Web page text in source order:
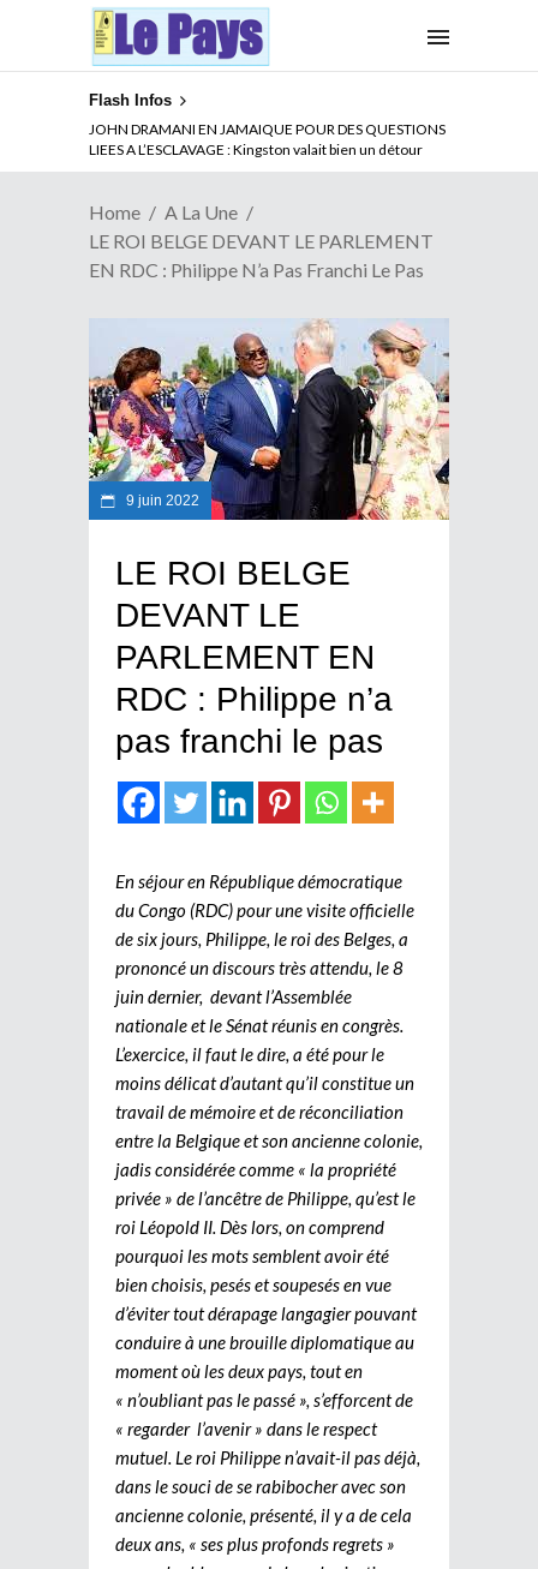
Flash Infos
JOHN DRAMANI EN JAMAIQUE POUR DES QUESTIONS
LIEES A L’ESCLAVAGE : Kingston valait bien un détour
ABSENCE PROLONGEE DE PAUL BIYA DU CAMEROUN :
Qui pilote le Cameroun ?
Home
A La Une
LE ROI BELGE DEVANT LE PARLEMENT
EN RDC : Philippe N’a Pas Franchi Le Pas
9 juin 2022
LE ROI BELGE
DEVANT LE
PARLEMENT EN
RDC : Philippe n’a
pas franchi le pas
En séjour en République démocratique
du Congo (RDC) pour une visite officielle
de six jours, Philippe, le roi des Belges, a
prononcé un discours très attendu, le 8
juin dernier, devant l’Assemblée
nationale et le Sénat réunis en congrès.
L’exercice, il faut le dire, a été pour le
moins délicat d’autant qu’il constitue un
travail de mémoire et de réconciliation
entre la Belgique et son ancienne colonie,
jadis considérée comme « la propriété
privée » de l’ancêtre de Philippe, qu’est le
roi Léopold II. Dès lors, on comprend
pourquoi les mots semblent avoir été
bien choisis, pesés et soupesés en vue
d’éviter tout dérapage langagier pouvant
conduire à une brouille diplomatique au
moment où les deux pays, tout en
« n’oubliant pas le passé », s’efforcent de
« regarder l’avenir » dans le respect
mutuel. Le roi Philippe n’avait-il pas déjà,
dans le souci de se rabibocher avec son
ancienne colonie, présenté, il y a de cela
deux ans, « ses plus profonds regrets »